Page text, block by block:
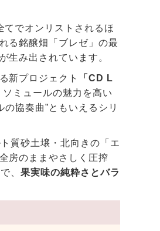
でオンリストされるほ
る銘醸畑「ブレゼ」の最
生み出されています。
新プロジェクト
「CD L
ミュールの魅力を高い
協奏曲”ともいえるシリ
質砂土壌・北向きの「エ
房のままやさしく圧搾
、果実味の純粋さとバラ